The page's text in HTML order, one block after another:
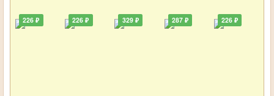
226 ₽ 226 ₽ 329 ₽ 287 ₽ 226 ₽